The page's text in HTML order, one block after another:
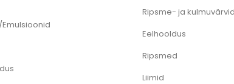
Ripsme- ja kulmuvärvid
Eelhooldus
Ripsmed
Liimid